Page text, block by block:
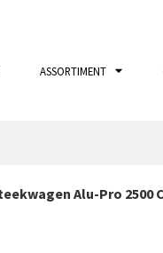
ASSORTIMENT
Alu-Pro 2500